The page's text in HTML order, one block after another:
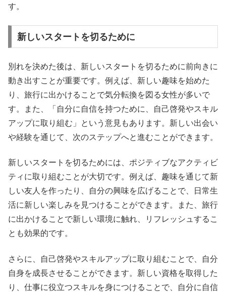
す。
新しいスタートを切るために
別れを決めた後は、新しいスタートを切るために前向きに
動き出すことが重要です。例えば、新しい趣味を始めた
り、旅行に出かけることで気分転換を図る女性が多いで
す。また、「自分に自信を持つために、自己啓発やスキル
アップに取り組む」という意見もあります。新しい出会い
や経験を通じて、次のステップへと進むことができます。
新しいスタートを切るためには、ポジティブなアクティビ
ティに取り組むことが大切です。例えば、趣味を通じて新
しい友人を作ったり、自分の興味を広げることで、日常生
活に新しい楽しみを見つけることができます。また、旅行
に出かけることで新しい環境に触れ、リフレッシュするこ
とも効果的です。
さらに、自己啓発やスキルアップに取り組むことで、自分
自身を成長させることができます。新しい資格を取得した
り、仕事に役立つスキルを身につけることで、自分に自信